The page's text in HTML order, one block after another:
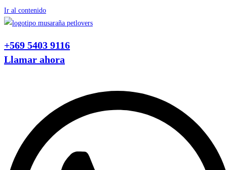
Ir al contenido
+569 5403 9116
Llamar ahora